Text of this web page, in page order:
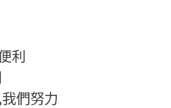
利
們努力